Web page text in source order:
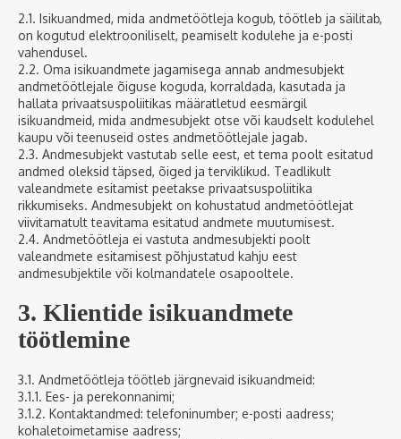
2.1. Isikuandmed, mida andmetöötleja kogub, töötleb ja säilitab,
on kogutud elektrooniliselt, peamiselt kodulehe ja e-posti
vahendusel.
2.2. Oma isikuandmete jagamisega annab andmesubjekt
andmetöötlejale õiguse koguda, korraldada, kasutada ja
hallata privaatsuspoliitikas määratletud eesmärgil
isikuandmeid, mida andmesubjekt otse või kaudselt kodulehel
kaupu või teenuseid ostes andmetöötlejale jagab.
2.3. Andmesubjekt vastutab selle eest, et tema poolt esitatud
andmed oleksid täpsed, õiged ja terviklikud. Teadlikult
valeandmete esitamist peetakse privaatsuspoliitika
rikkumiseks. Andmesubjekt on kohustatud andmetöötlejat
viivitamatult teavitama esitatud andmete muutumisest.
2.4. Andmetöötleja ei vastuta andmesubjekti poolt
valeandmete esitamisest põhjustatud kahju eest
andmesubjektile või kolmandatele osapooltele.
3. Klientide isikuandmete
töötlemine
3.1. Andmetöötleja töötleb järgnevaid isikuandmeid:
3.1.1. Ees- ja perekonnanimi;
3.1.2. Kontaktandmed: telefoninumber; e-posti aadress;
kohaletoimetamise aadress;